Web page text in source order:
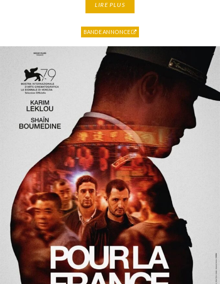
LIRE PLUS
BANDE ANNONCE